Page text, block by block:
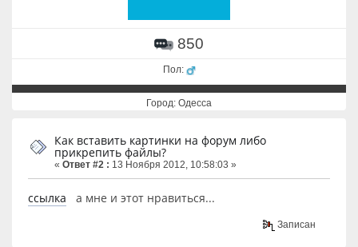
850
Пол:
Город: Одесса
Как вставить картинки на форум либо
прикрепить файлы?
« Ответ #2 : 13 Ноября 2012, 10:58:03 »
ссылка а мне и этот нравиться...
Записан